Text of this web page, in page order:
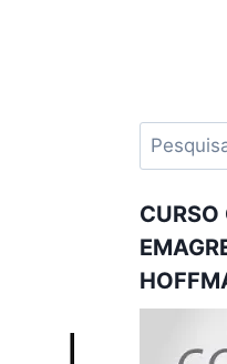
Pesquisar
por:
CURSO